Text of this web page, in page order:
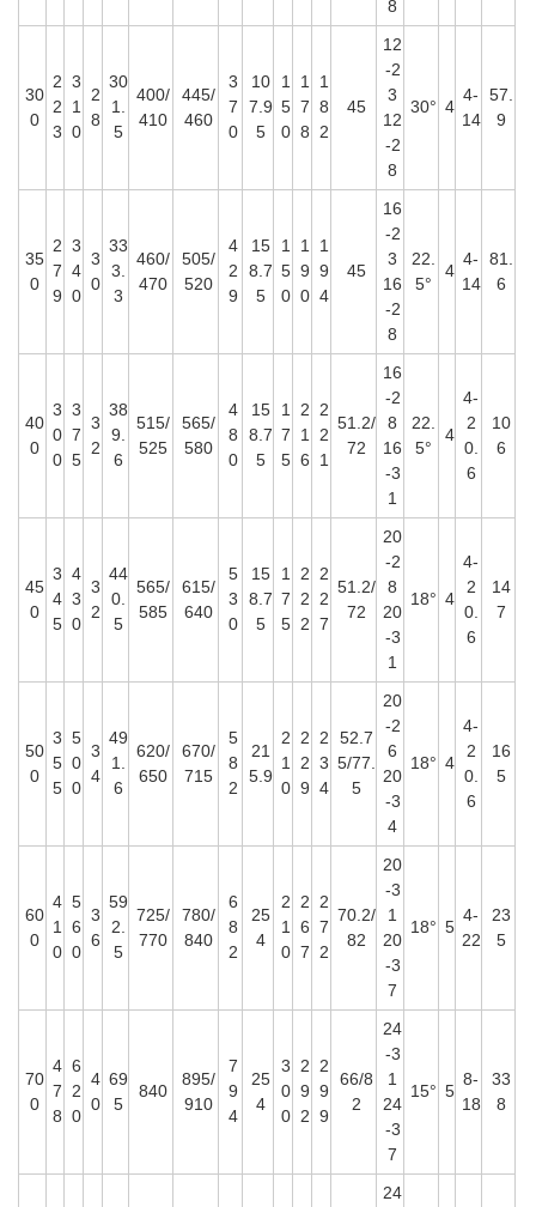
8
30
0
2
2
3
3
1
0
2
8
30
1.
5
400/
410
445/
460
3
7
0
10
7.9
5
1
5
0
1
7
8
1
8
2
45
12
-2
3
12
-2
8
30° 4
4-
14
57.
9
35
0
2
7
9
3
4
0
3
0
33
3.
3
460/
470
505/
520
4
2
9
15
8.7
5
1
5
0
1
9
0
1
9
4
45
16
-2
3
16
-2
8
22.
5°
4
4-
14
81.
6
40
0
3
0
0
3
7
5
3
2
38
9.
6
515/
525
565/
580
4
8
0
15
8.7
5
1
7
5
2
1
6
2
2
1
51.2/
72
16
-2
8
16
-3
1
22.
5°
4
4-
2
0.
6
10
6
45
0
3
4
5
4
3
0
3
2
44
0.
5
565/
585
615/
640
5
3
0
15
8.7
5
1
7
5
2
2
2
2
2
7
51.2/
72
20
-2
8
20
-3
1
18° 4
4-
2
0.
6
14
7
50
0
3
5
5
5
0
0
3
4
49
1.
6
620/
650
670/
715
5
8
2
21
5.9
2
1
0
2
2
9
2
3
4
52.7
5/77.
5
20
-2
6
20
-3
4
18° 4
4-
2
0.
6
16
5
60
0
4
1
0
5
6
0
3
6
59
2.
5
725/
770
780/
840
6
8
2
25
4
2
1
0
2
6
7
2
7
2
70.2/
82
20
-3
1
20
-3
7
18° 5
4-
22
23
5
70
0
4
7
8
6
2
0
4
0
69
5
840
895/
910
7
9
4
25
4
3
0
0
2
9
2
2
9
9
66/8
2
24
-3
1
24
-3
7
15° 5
8-
18
33
8
24